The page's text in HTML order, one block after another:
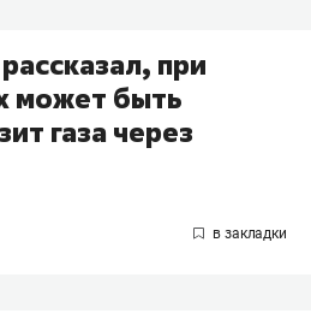
при
может быть
газа через